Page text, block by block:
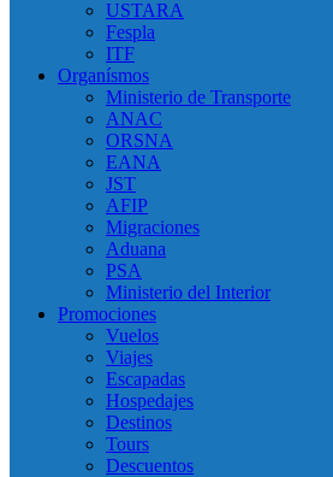
USTARA
Fespla
ITF
Organísmos
Ministerio de Transporte
ANAC
ORSNA
EANA
JST
AFIP
Migraciones
Aduana
PSA
Ministerio del Interior
Promociones
Vuelos
Viajes
Escapadas
Hospedajes
Destinos
Tours
Descuentos